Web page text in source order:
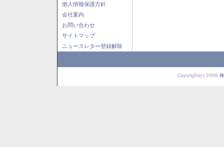
個人情報保護方針
会社案内
お問い合わせ
サイトマップ
ニュースレター登録解除
Copyright(c) 2008